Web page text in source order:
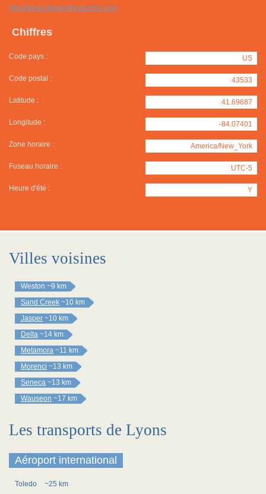
http://www.villageoflyonsohio.com
Chiffres
Code pays : US
Code postal : 43533
Latitude : 41.69687
Longitude : -84.07401
Zone horaire : America/New_York
Fuseau horaire : UTC-5
Heure d'été : Y
Villes voisines
Weston ~9 km
Sand Creek ~10 km
Jasper ~10 km
Delta ~14 km
Metamora ~11 km
Morenci ~13 km
Seneca ~13 km
Wauseon ~17 km
Les transports de Lyons
Aéroport international
Toledo ~25 km